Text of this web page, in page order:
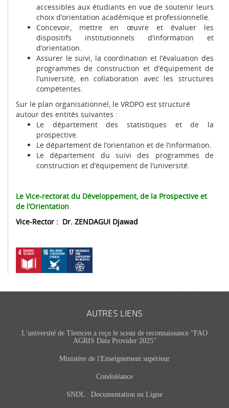
accessibles aux étudiants en vue de soutenir leurs
choix d’orientation académique et professionnelle.
Concevoir, mettre en œuvre et évaluer les
dispositifs institutionnels d’information et
d’orientation.
Assurer le suivi, la coordination et l’évaluation des
programmes de construction et d’équipement de
l’université, en collaboration avec les structures
compétentes.
Sur le plan organisationnel, le VRDPO est structuré
autour des entités suivantes :
Le département des statistiques et de la
prospective.
Le département de l’orientation et de l’information.
Le département du suivi des programmes de
construction et d’équipement de l’université.
Le Vice-rectorat du Développement, de la Prospective et
de l’Orientation
Vice-Rector : Dr. ZENDAGUI Djawad
AUTRES LIENS
L'université de Tlemcen a reçu le sceau de reconnaissance "FAO
AGRIS Data Provider 2025"
Ministère de l'Enseignement supérieur
Condoléance
SNDL : Documentation en Ligne